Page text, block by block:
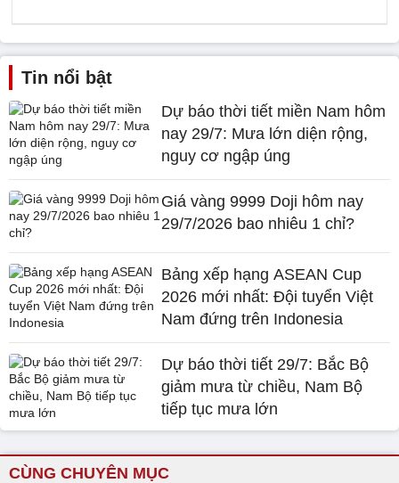
Tin nổi bật
Dự báo thời tiết miền Nam hôm
nay 29/7: Mưa lớn diện rộng,
nguy cơ ngập úng
Giá vàng 9999 Doji hôm nay
29/7/2026 bao nhiêu 1 chỉ?
Bảng xếp hạng ASEAN Cup
2026 mới nhất: Đội tuyển Việt
Nam đứng trên Indonesia
Dự báo thời tiết 29/7: Bắc Bộ
giảm mưa từ chiều, Nam Bộ
tiếp tục mưa lớn
CÙNG CHUYÊN MỤC